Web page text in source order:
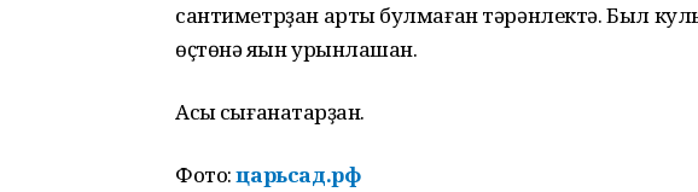
сантиметрҙан артыҡ булмаған тәрәнлектә. Был
өҫтөнә яҡын урынлашҡан.
Асыҡ сығанаҡтарҙан.
Фото:царьсад.рф